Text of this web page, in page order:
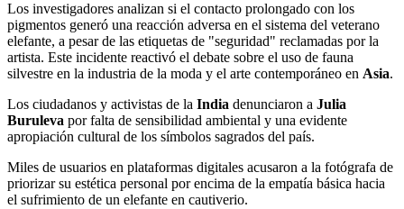
Los investigadores analizan si el contacto prolongado con los
pigmentos generó una reacción adversa en el sistema del veterano
elefante, a pesar de las etiquetas de "seguridad" reclamadas por la
artista. Este incidente reactivó el debate sobre el uso de fauna
silvestre en la industria de la moda y el arte contemporáneo en Asia.
Los ciudadanos y activistas de la India denunciaron a Julia
Buruleva por falta de sensibilidad ambiental y una evidente
apropiación cultural de los símbolos sagrados del país.
Miles de usuarios en plataformas digitales acusaron a la fotógrafa de
priorizar su estética personal por encima de la empatía básica hacia
el sufrimiento de un elefante en cautiverio.